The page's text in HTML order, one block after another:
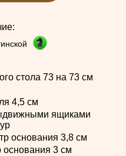
стола 73 на 73 см
4,5 см
ящиками
основания 3,8 см
3 см